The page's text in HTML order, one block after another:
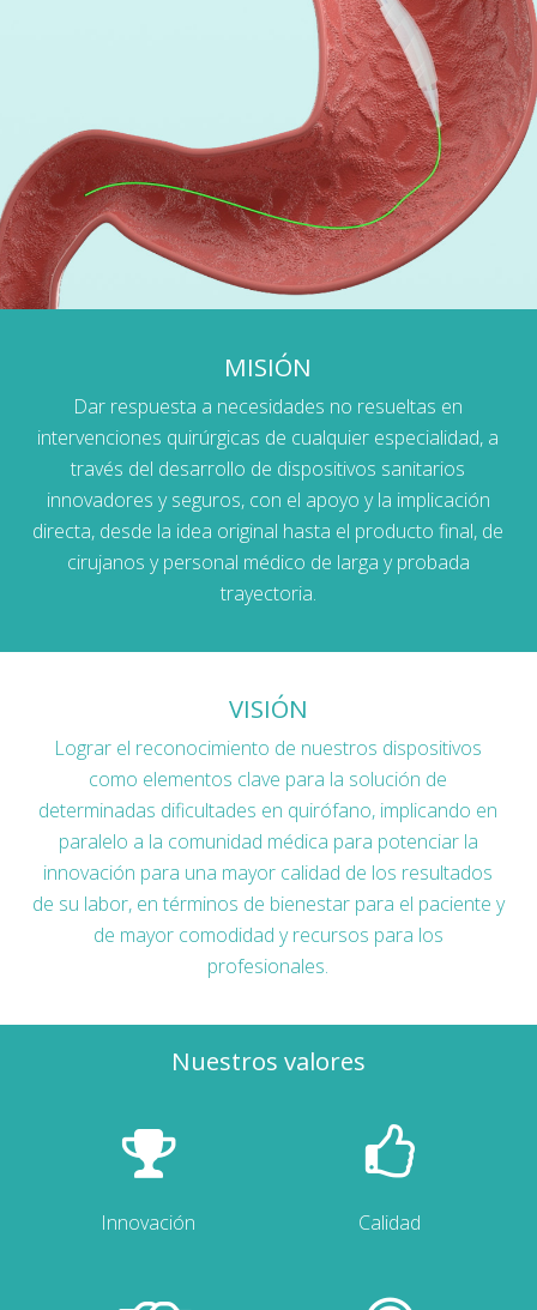
MISIÓN
Dar respuesta a necesidades no resueltas en
intervenciones quirúrgicas de cualquier especialidad, a
través del desarrollo de dispositivos sanitarios
innovadores y seguros, con el apoyo y la implicación
directa, desde la idea original hasta el producto final, de
cirujanos y personal médico de larga y probada
trayectoria.
VISIÓN
Lograr el reconocimiento de nuestros dispositivos
como elementos clave para la solución de
determinadas dificultades en quirófano, implicando en
paralelo a la comunidad médica para potenciar la
innovación para una mayor calidad de los resultados
de su labor, en términos de bienestar para el paciente y
de mayor comodidad y recursos para los
profesionales.
Nuestros valores
Innovación Calidad